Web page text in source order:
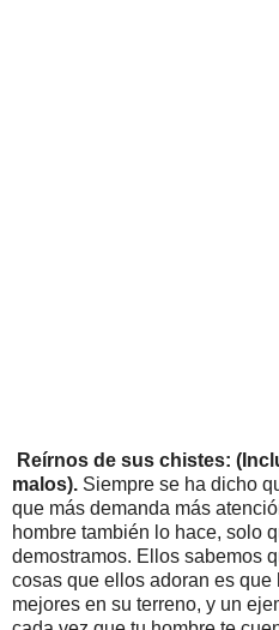
Reírnos de sus chistes:
malos). Siempre se ha dicho
que más demanda más
hombre también lo hace, solo
demostramos. Ellos sabemos
cosas que ellos adoran es
mejores en su terreno, y un